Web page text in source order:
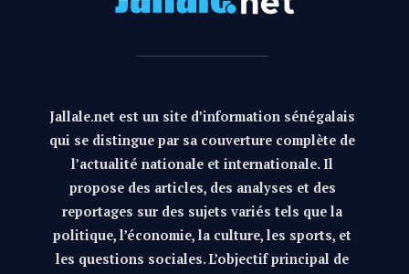
Jallale.net est un site d’information sénégalais
qui se distingue par sa couverture complète de
l’actualité nationale et internationale. Il
propose des articles, des analyses et des
reportages sur des sujets variés tels que la
politique, l’économie, la culture, les sports, et
les questions sociales. L’objectif principal de